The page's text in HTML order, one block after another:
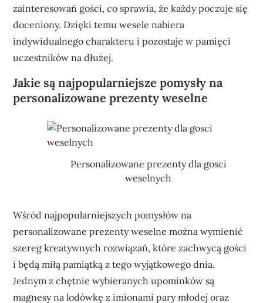
zainteresowań gości, co sprawia, że każdy poczuje się
doceniony. Dzięki temu wesele nabiera
indywidualnego charakteru i pozostaje w pamięci
uczestników na dłużej.
Jakie są najpopularniejsze pomysły na
personalizowane prezenty weselne
Personalizowane prezenty dla gosci
weselnych
Wśród najpopularniejszych pomysłów na
personalizowane prezenty weselne można wymienić
szereg kreatywnych rozwiązań, które zachwycą gości
i będą miłą pamiątką z tego wyjątkowego dnia.
Jednym z chętnie wybieranych upominków są
magnesy na lodówkę z imionami pary młodej oraz